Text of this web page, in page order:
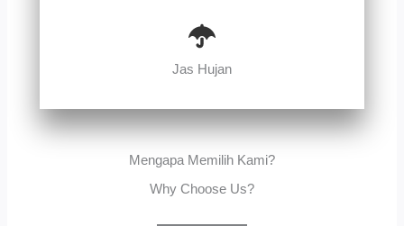
Jas Hujan
Mengapa Memilih Kami?
Why Choose Us?